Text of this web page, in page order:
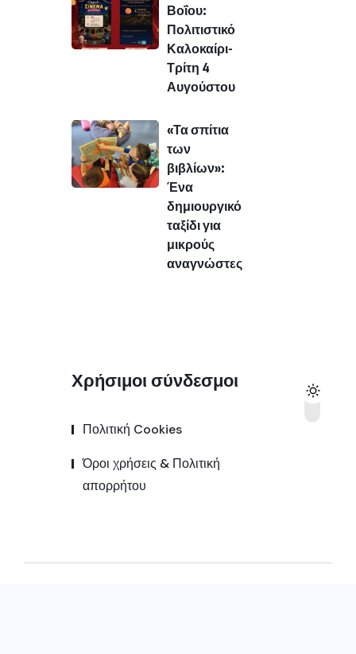
Βοΐου:
Πολιτιστικό
Καλοκαίρι-
Τρίτη 4
Αυγούστου
«Τα σπίτια
των
βιβλίων»:
Ένα
δημιουργικό
ταξίδι για
μικρούς
αναγνώστες
Χρήσιμοι σύνδεσμοι
Πολιτική Cookies
Όροι χρήσεις & Πολιτική
απορρήτου